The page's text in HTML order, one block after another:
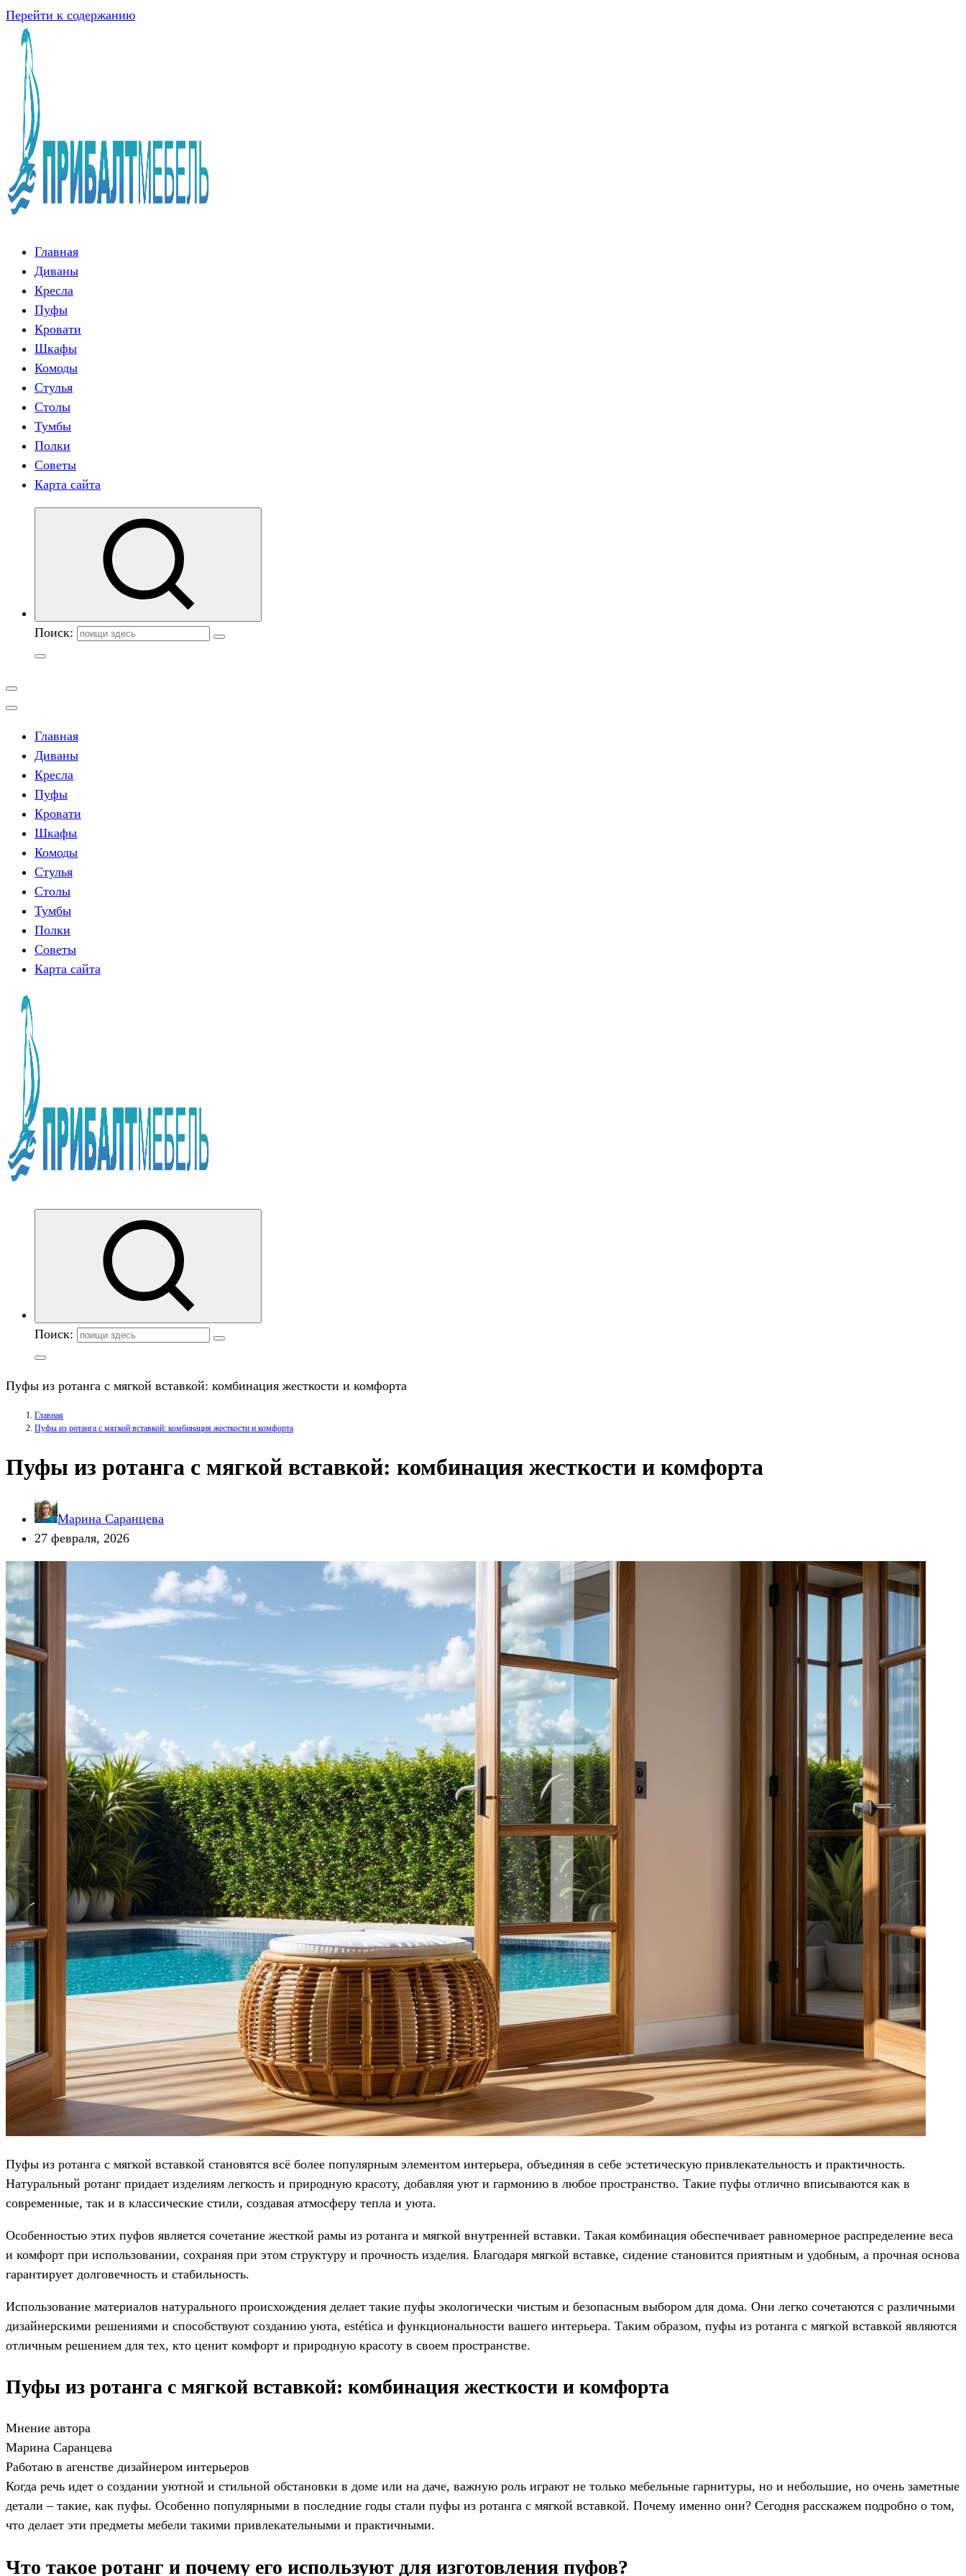
Перейти к содержанию
Главная
Диваны
Кресла
Пуфы
Кровати
Шкафы
Комоды
Стулья
Столы
Тумбы
Полки
Советы
Карта сайта
Поиск:
Главная
Диваны
Кресла
Пуфы
Кровати
Шкафы
Комоды
Стулья
Столы
Тумбы
Полки
Советы
Карта сайта
Поиск:
Пуфы из ротанга с мягкой вставкой: комбинация жесткости и комфорта
Главная
Пуфы из ротанга с мягкой вставкой: комбинация жесткости и комфорта
Пуфы из ротанга с мягкой вставкой: комбинация жесткости и комфорта
Марина Саранцева
27 февраля, 2026
Пуфы из ротанга с мягкой вставкой становятся всё более популярным элементом интерьера, объединяя в себе эстетическую привлекательность и практичность.
Натуральный ротанг придает изделиям легкость и природную красоту, добавляя уют и гармонию в любое пространство. Такие пуфы отлично вписываются как в
современные, так и в классические стили, создавая атмосферу тепла и уюта.
Особенностью этих пуфов является сочетание жесткой рамы из ротанга и мягкой внутренней вставки. Такая комбинация обеспечивает равномерное распределение веса
и комфорт при использовании, сохраняя при этом структуру и прочность изделия. Благодаря мягкой вставке, сидение становится приятным и удобным, а прочная основа
гарантирует долговечность и стабильность.
Использование материалов натурального происхождения делает такие пуфы экологически чистым и безопасным выбором для дома. Они легко сочетаются с различными
дизайнерскими решениями и способствуют созданию уюта, estética и функциональности вашего интерьера. Таким образом, пуфы из ротанга с мягкой вставкой являются
отличным решением для тех, кто ценит комфорт и природную красоту в своем пространстве.
Пуфы из ротанга с мягкой вставкой: комбинация жесткости и комфорта
Мнение автора
Марина Саранцева
Работаю в агенстве дизайнером интерьеров
Когда речь идет о создании уютной и стильной обстановки в доме или на даче, важную роль играют не только мебельные гарнитуры, но и небольшие, но очень заметные
детали – такие, как пуфы. Особенно популярными в последние годы стали пуфы из ротанга с мягкой вставкой. Почему именно они? Сегодня расскажем подробно о том,
что делает эти предметы мебели такими привлекательными и практичными.
Что такое ротанг и почему его используют для изготовления пуфов?